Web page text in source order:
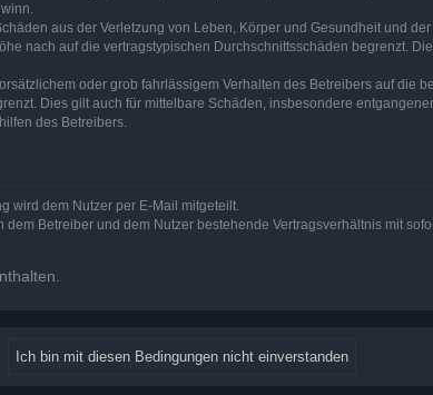
aus der Verletzung von Leben, Körper und Gesundheit und
nach auf die vertragstypischen Durchschnittsschäden begrenzt.
oder grob fahrlässigem Verhalten des Betreibers auf die
Dies gilt auch für mittelbare Schäden, insbesondere
des Betreibers.
wird dem Nutzer per E-Mail mitgeteilt.
Betreiber und dem Nutzer bestehende Vertragsverhältnis mit